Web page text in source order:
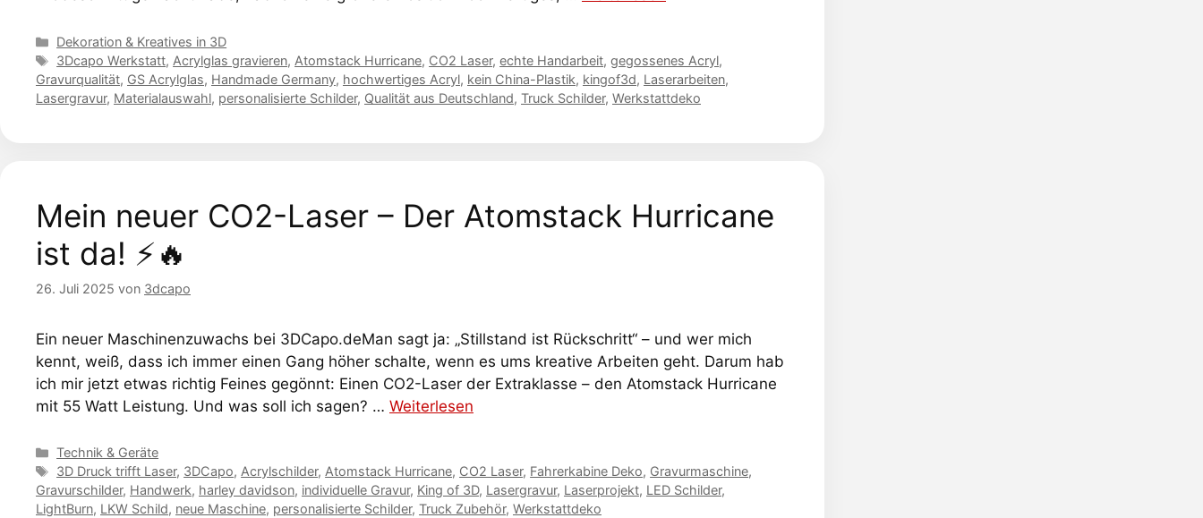
Kategorien
Dekoration & Kreatives in 3D
Schlagwörter
3Dcapo Werkstatt, Acrylglas gravieren, Atomstack Hurricane, CO2 Laser,echte Handarbeit,gegossenes Acryl,
Gravurqualität, GS Acrylglas, Handmade Germany, hochwertiges Acryl, kein China-Plastik, kingof3d, Laserarbeiten,
Lasergravur, Materialauswahl, personalisierte Schilder, Qualität aus Deutschland, Truck Schilder, Werkstattdeko
Mein neuer CO2-Laser – Der Atomstack Hurricane
ist da! ⚡🔥
26. Juli 2025 von 3dcapo
Ein neuer Maschinenzuwachs bei 3DCapo.deMan sagt ja: „Stillstand ist Rückschritt“ – und wer mich
kennt, weiß, dass ich immer einen Gang höher schalte, wenn es ums kreative Arbeiten geht. Darum hab
ich mir jetzt etwas richtig Feines gegönnt: Einen CO2-Laser der Extraklasse – den Atomstack Hurricane
mit 55 Watt Leistung. Und was soll ich sagen? … Weiterlesen
Kategorien
Technik & Geräte
Schlagwörter
3D Druck trifft Laser, 3DCapo,Acrylschilder,Atomstack Hurricane, CO2 Laser, Fahrerkabine Deko, Gravurmaschine,
Gravurschilder, Handwerk, harley davidson, individuelle Gravur, King of 3D, Lasergravur, Laserprojekt, LED Schilder,
LightBurn, LKW Schild, neue Maschine, personalisierte Schilder, Truck Zubehör, Werkstattdeko